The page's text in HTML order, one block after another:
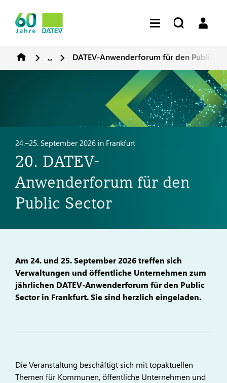
... DATEV-Anwenderforum für den Public
24.–25. September 2026 in Frankfurt
20. DATEV-
Anwenderforum für den
Public Sector
Am 24. und 25. September 2026 treffen sich
Verwaltungen und öffentliche Unternehmen zum
jährlichen DATEV-Anwenderforum für den Public
Sector in Frankfurt. Sie sind herzlich eingeladen.
Die Veranstaltung beschäftigt sich mit topaktuellen
Themen für Kommunen, öffentliche Unternehmen und